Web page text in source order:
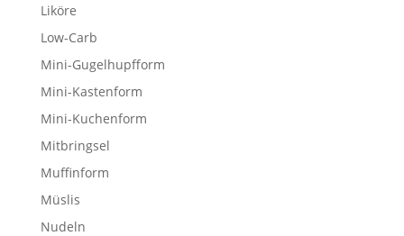
Liköre
Low-Carb
Mini-Gugelhupfform
Mini-Kastenform
Mini-Kuchenform
Mitbringsel
Muffinform
Müslis
Nudeln